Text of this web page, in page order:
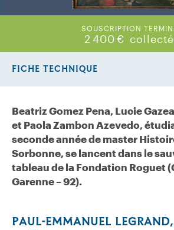
2 400 €
SOUSCRIPTION
Beatriz Gomez Pena, Lucie
et Paola Zambon Azevedo,
seconde année de master
Sorbonne, se lancent dans le
tableau de la Fondation Roguet
Garenne – 92).
PAUL-EMMANUEL
FICHE TECHNIQUE